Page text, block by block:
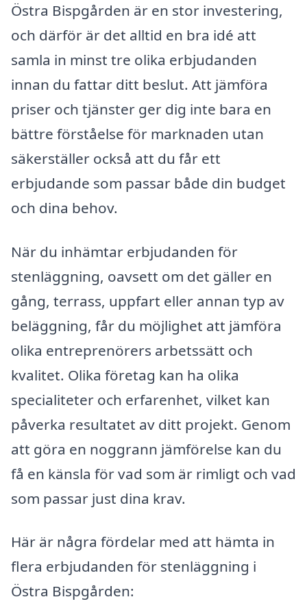
Östra Bispgården är en stor investering,
och därför är det alltid en bra idé att
samla in minst tre olika erbjudanden
innan du fattar ditt beslut. Att jämföra
priser och tjänster ger dig inte bara en
bättre förståelse för marknaden utan
säkerställer också att du får ett
erbjudande som passar både din budget
och dina behov.
När du inhämtar erbjudanden för
stenläggning, oavsett om det gäller en
gång, terrass, uppfart eller annan typ av
beläggning, får du möjlighet att jämföra
olika entreprenörers arbetssätt och
kvalitet. Olika företag kan ha olika
specialiteter och erfarenhet, vilket kan
påverka resultatet av ditt projekt. Genom
att göra en noggrann jämförelse kan du
få en känsla för vad som är rimligt och vad
som passar just dina krav.
Här är några fördelar med att hämta in
flera erbjudanden för stenläggning i
Östra Bispgården: